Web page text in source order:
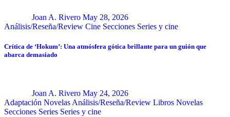
Joan A. Rivero May 28, 2026
Análisis/Reseña/Review Cine Secciones Series y cine
Crítica de ‘Hokum’: Una atmósfera gótica brillante para un guión que
abarca demasiado
Joan A. Rivero May 24, 2026
Adaptación Novelas Análisis/Reseña/Review Libros Novelas
Secciones Series Series y cine